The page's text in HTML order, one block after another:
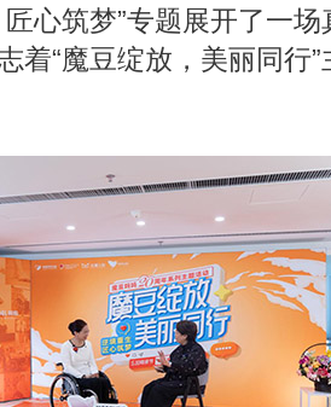
心筑梦”专题展开了一
着“魔豆绽放，美丽同行